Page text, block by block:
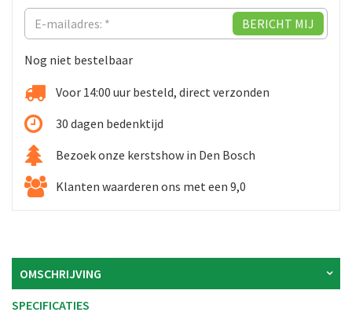
Nog niet bestelbaar
Voor 14:00 uur besteld, direct verzonden
30 dagen bedenktijd
Bezoek onze kerstshow in Den Bosch
Klanten waarderen ons met een 9,0
OMSCHRIJVING
SPECIFICATIES